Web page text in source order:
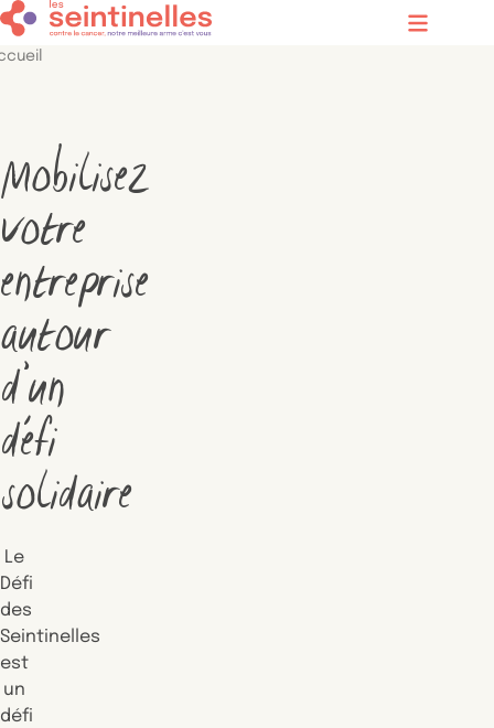
Contenu principal
Menu
Mobilisez
votre
entreprise
autour
d’un
défi
solidaire
Le
Défi
des
Seintinelles
est
un
défi